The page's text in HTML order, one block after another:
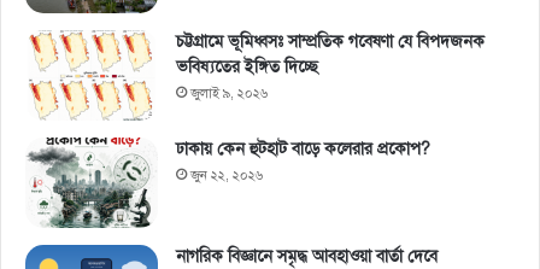
চট্টগ্রামে ভূমিধ্বসঃ সাম্প্রতিক গবেষণা যে বিপদজনক
ভবিষ্যতের ইঙ্গিত দিচ্ছে
জুলাই ৯, ২০২৬
ঢাকায় কেন হুটহাট বাড়ে কলেরার প্রকোপ?
জুন ২২, ২০২৬
নাগরিক বিজ্ঞানে সমৃদ্ধ আবহাওয়া বার্তা দেবে